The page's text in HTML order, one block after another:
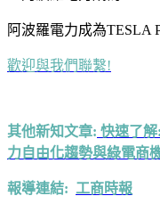
阿波羅電力成為TESLA
歡迎與我們聯繫!
其他新知文章: 快速了
力自由化趨勢與綠電商
報導連結: 工商時報